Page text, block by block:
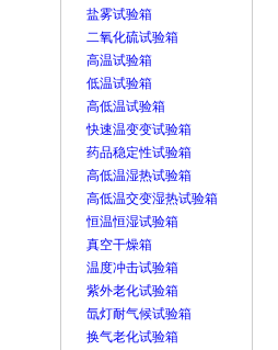
盐雾试验箱
二氧化硫试验箱
高温试验箱
低温试验箱
高低温试验箱
快速温变变试验箱
药品稳定性试验箱
高低温湿热试验箱
高低温交变湿热试验箱
恒温恒湿试验箱
真空干燥箱
温度冲击试验箱
紫外老化试验箱
氙灯耐气候试验箱
换气老化试验箱